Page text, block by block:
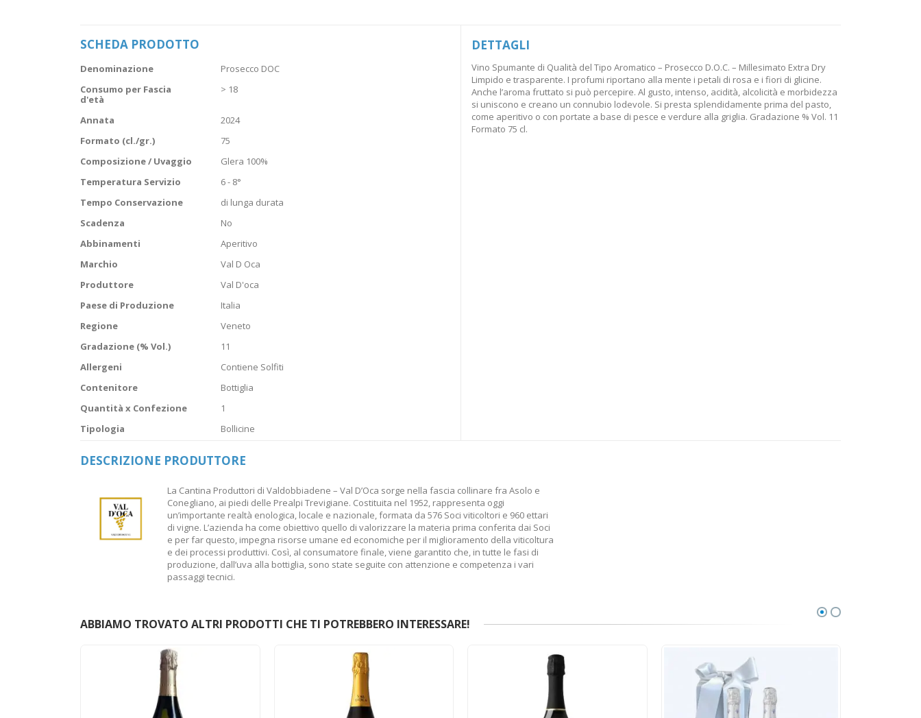
galleria
immagini
SCHEDA PRODOTTO
Scheda
Denominazione
Prosecco DOC
Consumo per Fascia
d'età
> 18
Annata
2024
Formato (cl./gr.)
75
Composizione / Uvaggio
Glera 100%
Temperatura Servizio
6 - 8°
Tempo Conservazione
di lunga durata
Scadenza
No
Abbinamenti
Aperitivo
Marchio
Val D Oca
Produttore
Val D'oca
Paese di Produzione
Italia
Regione
Veneto
Gradazione (% Vol.)
11
Allergeni
Contiene Solfiti
Contenitore
Bottiglia
Quantità x Confezione
1
Tipologia
Bollicine
DETTAGLI
Vino Spumante di Qualità del Tipo Aromatico – Prosecco D.O.C. – Millesimato Extra Dry
Limpido e trasparente. I profumi riportano alla mente i petali di rosa e i fiori di glicine.
Anche l’aroma fruttato si può percepire. Al gusto, intenso, acidità, alcolicità e morbidezza
si uniscono e creano un connubio lodevole. Si presta splendidamente prima del pasto,
come aperitivo o con portate a base di pesce e verdure alla griglia. Gradazione % Vol. 11
Formato 75 cl.
DESCRIZIONE PRODUTTORE
La Cantina Produttori di Valdobbiadene – Val D’Oca sorge nella fascia collinare fra Asolo e
Conegliano, ai piedi delle Prealpi Trevigiane. Costituita nel 1952, rappresenta oggi
un’importante realtà enologica, locale e nazionale, formata da 576 Soci viticoltori e 960 ettari
di vigne. L’azienda ha come obiettivo quello di valorizzare la materia prima conferita dai Soci
e per far questo, impegna risorse umane ed economiche per il miglioramento della viticoltura
e dei processi produttivi. Così, al consumatore finale, viene garantito che, in tutte le fasi di
produzione, dall’uva alla bottiglia, sono state seguite con attenzione e competenza i vari
passaggi tecnici.
ABBIAMO TROVATO ALTRI PRODOTTI CHE TI POTREBBERO INTERESSARE!